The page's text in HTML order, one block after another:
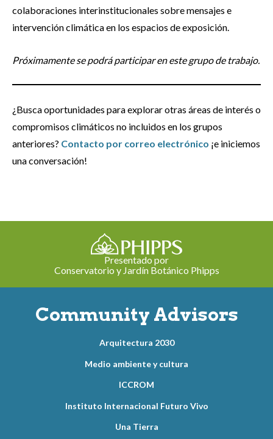
colaboraciones interinstitucionales sobre mensajes e
intervención climática en los espacios de exposición.
Próximamente se podrá participar en este grupo de trabajo.
¿Busca oportunidades para explorar otras áreas de interés o
compromisos climáticos no incluidos en los grupos
anteriores? Contacto por correo electrónico ¡e iniciemos
una conversación!
Presentado por
Conservatorio y Jardín Botánico Phipps
Community Advisors
Arquitectura 2030
Medio ambiente y cultura
ICCROM
Instituto Internacional Futuro Vivo
Una Tierra